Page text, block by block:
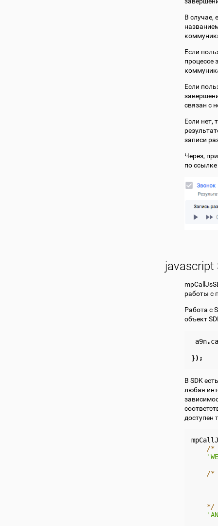
В случае,
Если
процессе
Если
связан с
Если нет,
записи
Через,
по
javascript
работы с
Работа с
объект
a9n.
});
В SDK
любая
доступен
/*
/*
    */